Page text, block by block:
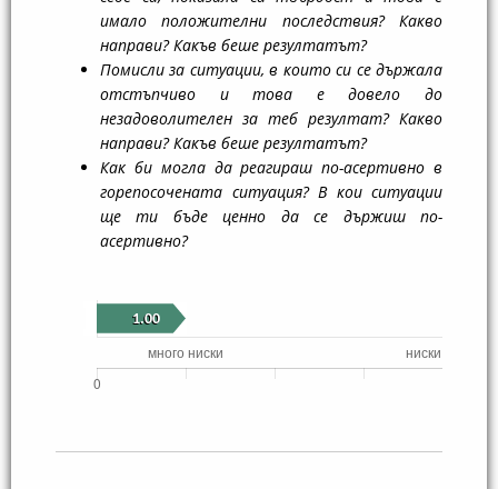
имало положителни последствия? Какво
направи? Какъв беше резултатът?
Помисли за ситуации, в които си се държала
отстъпчиво и това е довело до
незадоволителен за теб резултат? Какво
направи? Какъв беше резултатът?
Как би могла да реагираш по-асертивно в
горепосочената ситуация? В кои ситуации
ще ти бъде ценно да се държиш по-
асертивно?